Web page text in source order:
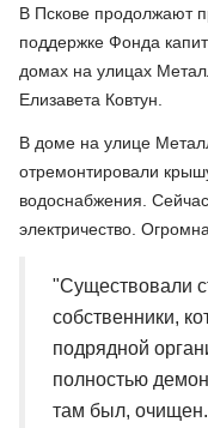
В Пскове продолжают
поддержке Фонда
домах на улицах
Елизавета Ковтун.
В доме на улице
отремонтировали
водоснабжения.
электричество.
"Существовали
собственники,
подрядной
полностью
там был,